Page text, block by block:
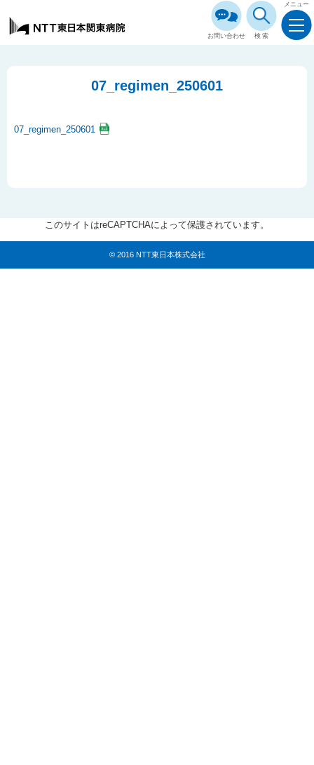
お問い合わせ 検索
メニュー
07_regimen_250601
07_regimen_250601
このサイトはreCAPTCHAによって保護されています。
© 2016 NTT東日本株式会社